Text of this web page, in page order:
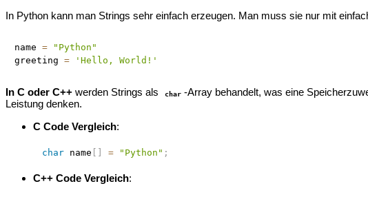
In Python kann man Strings sehr einfach erzeugen. Man muss sie nur mit
name =
"Python"
greeting = 'Hello, World!'
In C oder C++ werden Strings als char -Array behandelt, was eine
Leistung denken.
C Code Vergleich:
char name [ ] = "Python" ;
C++ Code Vergleich: